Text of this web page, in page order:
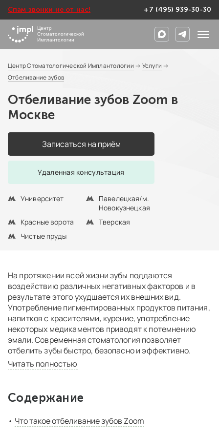
Спам звонки не от нас! +7 (495) 939-30-30
Центр
Стоматологической
Имплантологии
Центр Стоматологической Имплантологии → Услуги →
Отбеливание зубов
Отбеливание зубов Zoom в
Москве
Записаться на приём
Удаленная консультация
Университет
Красные ворота
Чистые пруды
Павелецкая/м.
Новокузнецкая
Тверская
На протяжении всей жизни зубы поддаются
воздействию различных негативных факторов и в
результате этого ухудшается их внешних вид.
Употребление пигментированных продуктов питания,
напитков с красителями, курение, употребление
некоторых медикаментов приводят к потемнению
эмали. Современная стоматология позволяет
отбелить зубы быстро, безопасно и эффективно.
Читать полностью
Содержание
Что такое отбеливание зубов Zoom